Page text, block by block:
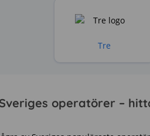
Tre
operatörer –